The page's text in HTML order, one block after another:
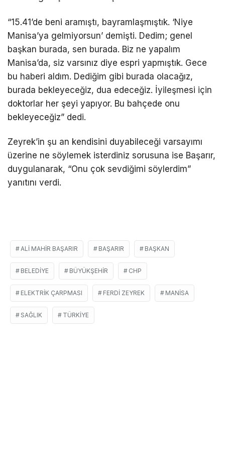
“15.41’de beni aramıştı, bayramlaşmıştık. ‘Niye
Manisa’ya gelmiyorsun’ demişti. Dedim; genel
başkan burada, sen burada. Biz ne yapalım
Manisa’da, siz varsınız diye espri yapmıştık. Gece
bu haberi aldım. Dediğim gibi burada olacağız,
burada bekleyeceğiz, dua edeceğiz. İyileşmesi için
doktorlar her şeyi yapıyor. Bu bahçede onu
bekleyeceğiz” dedi.
Zeyrek’in şu an kendisini duyabileceği varsayımı
üzerine ne söylemek isterdiniz sorusuna ise Başarır,
duygulanarak, “Onu çok sevdiğimi söylerdim”
yanıtını verdi.
ALI MAHIR BAŞARIR BAŞARIR BAŞKAN
BELEDIYE BÜYÜKŞEHIR CHP
ELEKTRIK ÇARPMASI FERDI ZEYREK MANISA
SAĞLIK TÜRKIYE